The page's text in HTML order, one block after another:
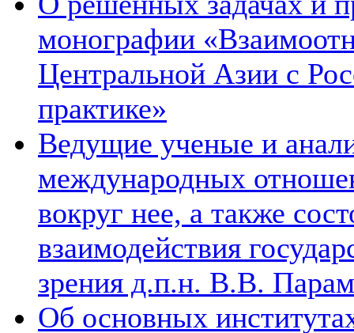
монографии
Центральной Азии с
практике»
Ведущие ученые и
международных
вокруг нее, а также
взаимодействия
зрения д.п.н. В.В.
Об основных